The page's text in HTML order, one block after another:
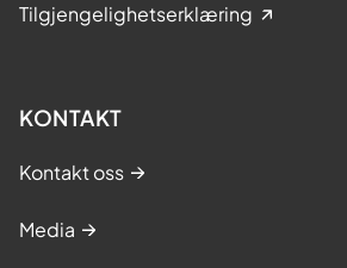
Tilgjengelighetserklæring
KONTAKT
Kontakt oss
Media